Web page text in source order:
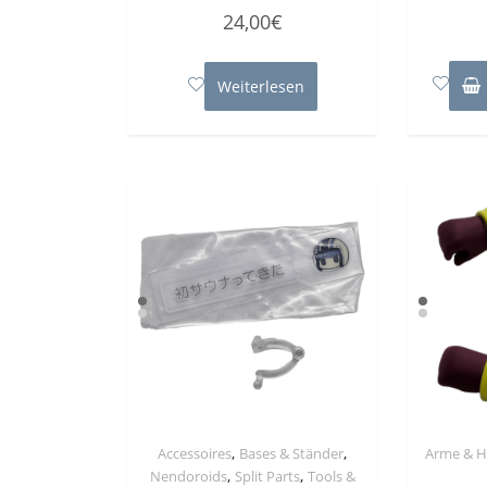
mit
5
24,00€
Weiterlesen
Accessoires, Bases & Ständer,
Nendoroids, Split Parts, Tools &
Arme &